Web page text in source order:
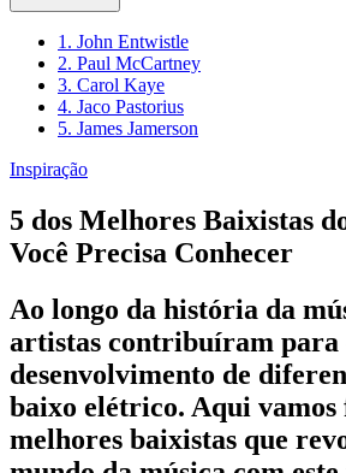
1. John Entwistle
2. Paul McCartney
3. Carol Kaye
4. Jaco Pastorius
5. James Jamerson
Inspiração
5 dos Melhores Baixistas
Você Precisa Conhecer
Ao longo da história da
artistas contribuíram para
desenvolvimento de
baixo elétrico. Aqui vamos
melhores baixistas que